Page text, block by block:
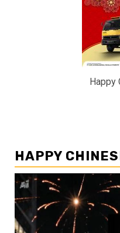
Happy
HAPPY
Pemutar